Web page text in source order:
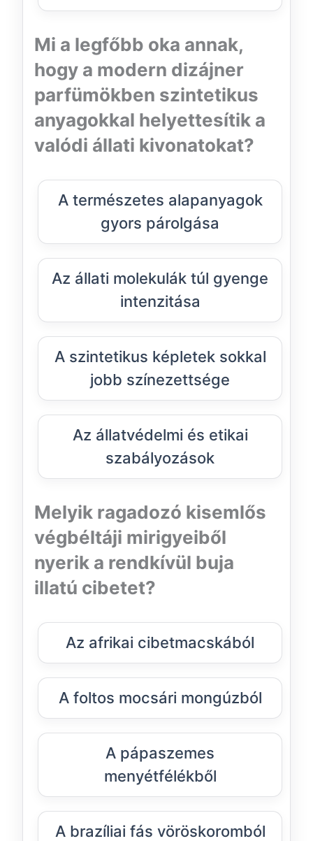
Mi a legfőbb oka annak,
hogy a modern dizájner
parfümökben szintetikus
anyagokkal helyettesítik a
valódi állati kivonatokat?
A természetes alapanyagok
gyors párolgása
Az állati molekulák túl gyenge
intenzitása
A szintetikus képletek sokkal
jobb színezettsége
Az állatvédelmi és etikai
szabályozások
Melyik ragadozó kisemlős
végbéltáji mirigyeiből
nyerik a rendkívül buja
illatú cibetet?
Az afrikai cibetmacskából
A foltos mocsári mongúzból
A pápaszemes
menyétfélékből
A brazíliai fás vöröskoromból